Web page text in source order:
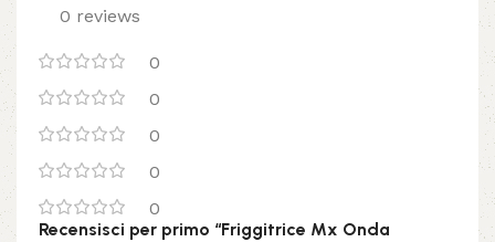
0 reviews
0
0
0
0
0
Recensisci per primo “Friggitrice Mx Onda